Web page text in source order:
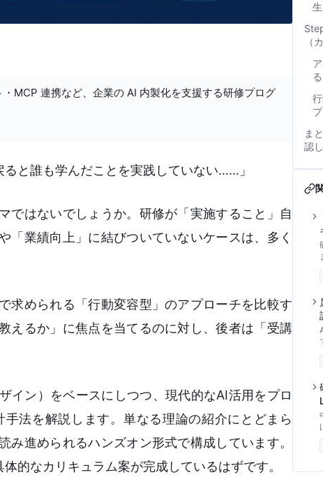
MCP 連携など、企業の AI 内製化を支援する研修プログ
と誰も学んだことを実践していない……」
ではないでしょうか。研修が「実施すること」自
業績向上」に結びついていないケースは、多く
求められる「行動変容型」のアプローチを比較す
えるか」に焦点を当てるのに対し、後者は「受講
イン）をベースにしつつ、現代的なAI活用をプロ
法を解説します。単なる理論の紹介にとどまら
進められるハンズオン形式で構成しています。
的なカリキュラム案が完成しているはずです。
（
る
ま
認